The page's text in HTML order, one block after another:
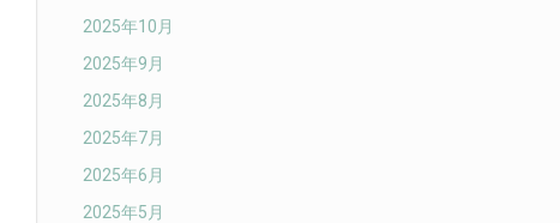
2025年10月
2025年9月
2025年8月
2025年7月
2025年6月
2025年5月